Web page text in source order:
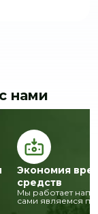
нами
Экономия
средств
Мы работает
сами являемся